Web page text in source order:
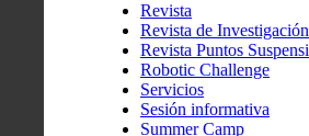
Revista
Revista de
Revista Puntos
Robotic Challenge
Servicios
Sesión informativa
Summer Camp